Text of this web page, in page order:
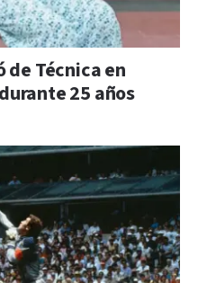
de Técnica en
25 años